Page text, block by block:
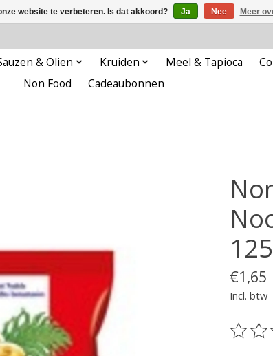
& Olien Kruiden Meel & Tapioca
Non Food
Cadeaubonnen
€1,65
Incl. btw
De
website te verbeteren. Is dat akkoord? Ja Nee Meer